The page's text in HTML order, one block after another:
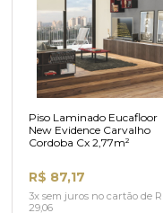
Piso Laminado Eucafloor
New Evidence Carvalho
Cordoba Cx 2,77m²
3x sem juros no cartão de R$
29,06
R$ 81,07 no boleto ou pix